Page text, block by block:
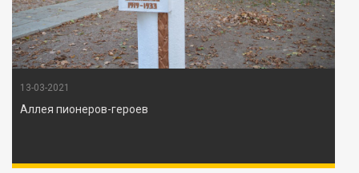
13-03-2021
Аллея пионеров-героев